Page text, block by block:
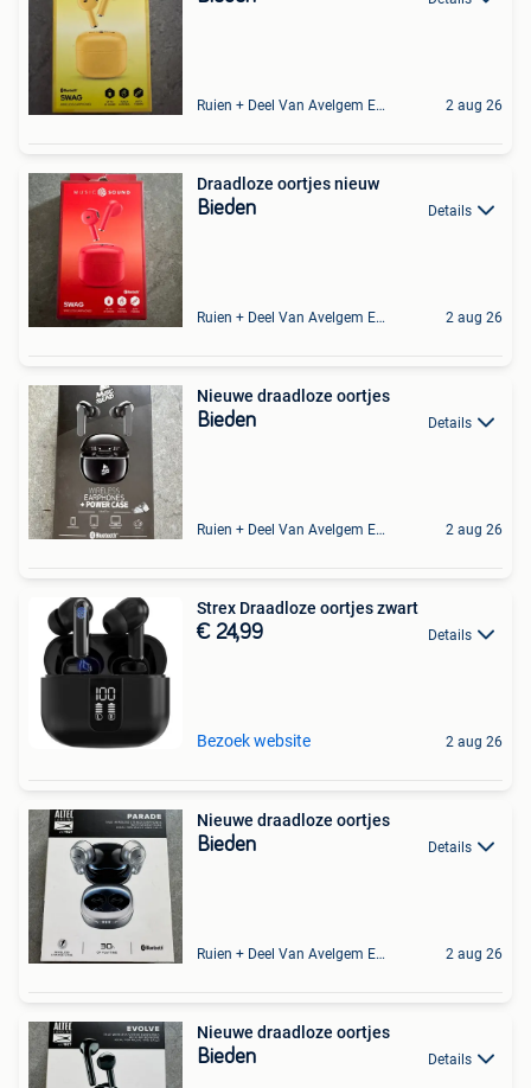
Ruien + Deel Van Avelgem En Waarmaarde 2 aug 26
Draadloze oortjes nieuw
Bieden Details
Ruien + Deel Van Avelgem En Waarmaarde 2 aug 26
Nieuwe draadloze oortjes
Bieden Details
Ruien + Deel Van Avelgem En Waarmaarde 2 aug 26
Strex Draadloze oortjes zwart
€ 24,99 Details
Bezoek website 2 aug 26
Nieuwe draadloze oortjes
Bieden Details
Ruien + Deel Van Avelgem En Waarmaarde 2 aug 26
Nieuwe draadloze oortjes
Bieden Details